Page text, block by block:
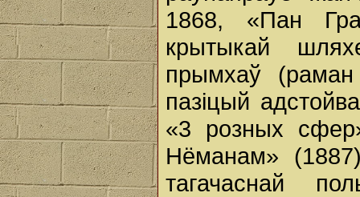
1868, «Пан
крытыкай
прымхаў (раман
пазіцый
«3 розных
Нёманам»
тагачаснай